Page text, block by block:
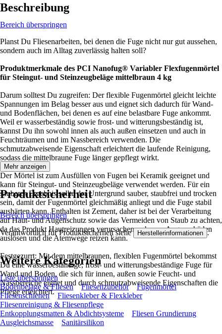
Beschreibung
Bereich überspringen
Planst Du Fliesenarbeiten, bei denen die Fuge nicht nur gut aussehen,
sondern auch im Alltag zuverlässig halten soll?
Produktmerkmale des PCI Nanofug® Variabler Flexfugenmörtel
für Steingut- und Steinzeugbeläge mittelbraun 4 kg
Darum solltest Du zugreifen: Der flexible Fugenmörtel gleicht leichte
Spannungen im Belag besser aus und eignet sich dadurch für Wand-
und Bodenflächen, bei denen es auf eine belastbare Fuge ankommt.
Weil er wasserbeständig sowie frost- und witterungsbeständig ist,
kannst Du ihn sowohl innen als auch außen einsetzen und auch in
Feuchträumen und im Nassbereich verwenden. Die
schmutzabweisende Eigenschaft erleichtert die laufende Reinigung,
sodass die mittelbraune Fuge länger gepflegt wirkt.
Der Mörtel ist zum Ausfüllen von Fugen bei Keramik geeignet und
kann für Steingut- und Steinzeugbeläge verwendet werden. Für ein
sauberes Ergebnis sollte der Untergrund sauber, staubfrei und trocken
sein, damit der Fugenmörtel gleichmäßig anliegt und die Fuge stabil
aushärten kann. Enthalten ist Zement, daher ist bei der Verarbeitung
auf Haut- und Augenschutz sowie das Vermeiden von Staub zu achten,
da das Produkt Hautreizungen verursachen, schwere Augenschäden
auslösen und die Atemwege reizen kann.
Festgezurrt: Mit dem mittelbraunen, flexiblen Fugenmörtel bekommst
Du eine wasserbeständige, frost- und witterungsbeständige Fuge für
Wand und Boden, die sich für innen, außen sowie Feucht- und
Nassbereiche eignet und durch schmutzabweisende Eigenschaften die
Pflege erleichtert.
Mehr anzeigen
Produktsicherheit
Bereich überspringen
Verantwortlich für Produktsicherheit siehe Herstellerinformationen .
Weitere Kategorien
Liste überspringen
Bodenbeläge & Fliesen
Fliesenzubehör
Fugenmörtel
Fliesenschienen
Fliesenkleber & Flexkleber
Fliesenreinigung & Fliesenpflege
Entkopplungsmatten & Abdichtsysteme
Fliesen Grundierung
Ausgleichsmasse
Sanitärsilikon